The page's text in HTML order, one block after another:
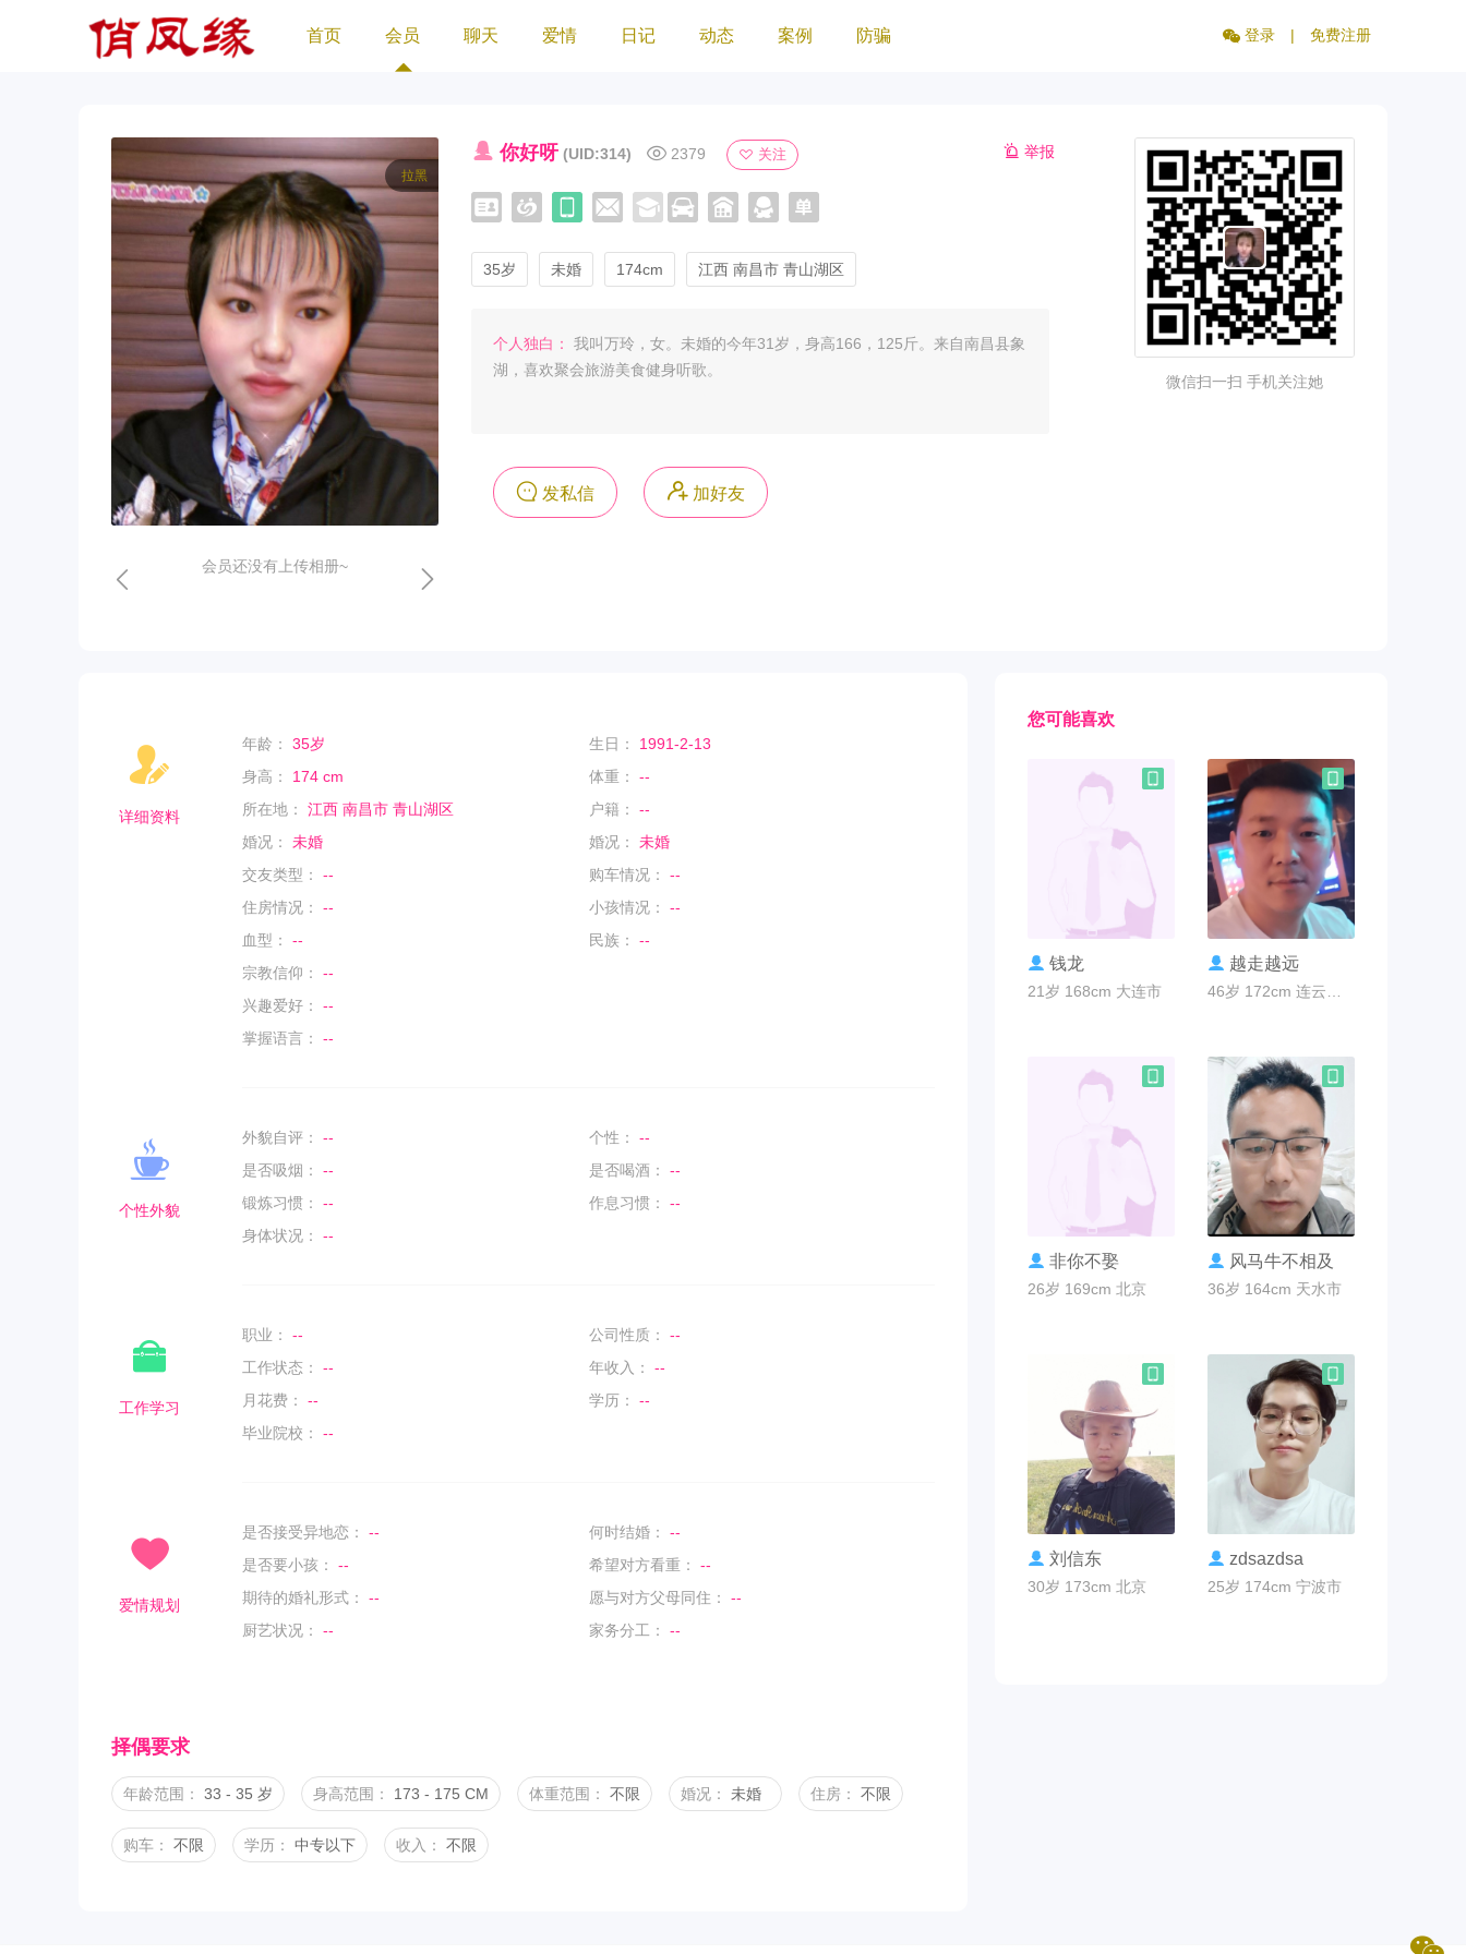
首页 会员 聊天 爱情 日记 动态 案例 防骗 登录 | 免费注册
拉黑
会员还没有上传相册~
你好呀 (UID:314) 2379 关注 举报
35岁 未婚 174cm 江西 南昌市 青山湖区
个人独白：
我叫万玲，女。未婚的今年31岁，身高166，125斤。来自南昌县象
湖，喜欢聚会旅游美食健身听歌。
发私信 加好友
微信扫一扫 手机关注她
详细资料
年龄： 35岁 生日：
1991-2-13
身高：
174 cm 体重：
--
所在地：
江西 南昌市 青山湖区 户籍：
--
婚况：
未婚 婚况：
未婚
交友类型：
-- 购车情况：
--
住房情况：
-- 小孩情况：
--
血型：
-- 民族：
--
宗教信仰：
--
兴趣爱好：
--
掌握语言：
--
个性外貌
外貌自评： -- 个性：
--
是否吸烟：
-- 是否喝酒：
--
锻炼习惯：
-- 作息习惯：
--
身体状况：
--
工作学习
职业： -- 公司性质：
--
工作状态：
-- 年收入：
--
月花费：
-- 学历：
--
毕业院校：
--
爱情规划
是否接受异地恋： -- 何时结婚：
--
是否要小孩：
-- 希望对方看重：
--
期待的婚礼形式：
-- 愿与对方父母同住：
--
厨艺状况：
-- 家务分工： --
择偶要求
年龄范围： 33 - 35 岁 身高范围： 173 - 175 CM 体重范围： 不限 婚况： 未婚 住房： 不限
购车： 不限 学历： 中专以下 收入： 不限
您可能喜欢
联系TA
钱龙
21岁 168cm 大连市
联系TA
越走越远
联系TA
非你不娶
26岁 169cm 北京
联系TA
风马牛不相及
36岁 164cm 天水市
联系TA
刘信东
30岁 173cm 北京
联系TA
zdsazdsa
25岁 174cm 宁波市